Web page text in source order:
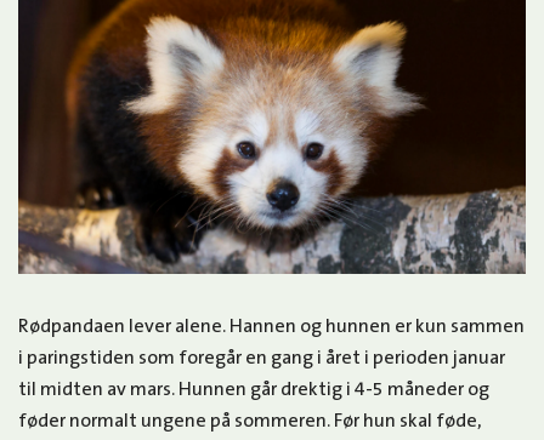
Rødpandaen lever alene. Hannen og hunnen er kun sammen
i paringstiden som foregår en gang i året i perioden januar
til midten av mars. Hunnen går drektig i 4-5 måneder og
føder normalt ungene på sommeren. Før hun skal føde,